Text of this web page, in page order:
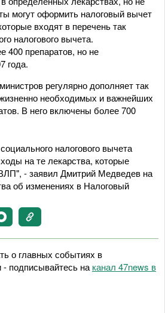
могут оформить налоговый вычет
входят в перечень так
налогового вычета.
400 препаратов, но не
года.
регулярно дополняет так
необходимых и важнейших
В него включены более 700
налогового вычета
на те лекарства, которые
- заявил Дмитрий Медведев на
об изменениях в Налоговый
о главных событиях в
- подписывайтесь на канал 47news в